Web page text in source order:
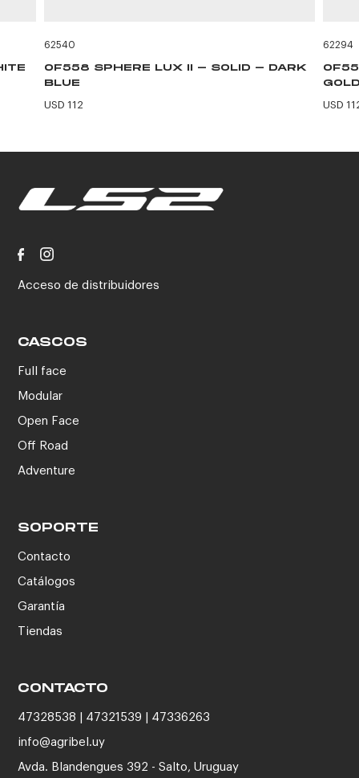
62540
OF558 SPHERE LUX II - SOLID - DARK
BLUE
USD 112
62294
USD
Acceso de distribuidores
CASCOS
Full face
Modular
Open Face
Off Road
Adventure
SOPORTE
Contacto
Catálogos
Garantía
Tiendas
CONTACTO
47328538 | 47321539 | 47336263
info@agribel.uy
Avda. Blandengues 392 - Salto, Uruguay